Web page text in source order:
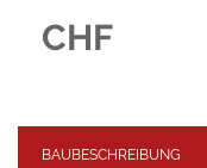
CHF
BAUBESCHREIBUNG